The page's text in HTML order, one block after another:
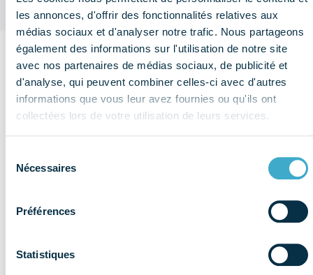
les annonces, d'offrir des fonctionnalités relatives aux
médias sociaux et d'analyser notre trafic. Nous partageons
également des informations sur l'utilisation de notre site
avec nos partenaires de médias sociaux, de publicité et
d'analyse, qui peuvent combiner celles-ci avec d'autres
informations que vous leur avez fournies ou qu'ils ont
collectées lors de votre utilisation de leurs services.
Nécessaires
Préférences
Statistiques
Sur le
même
thème
publiques
Voir plus de